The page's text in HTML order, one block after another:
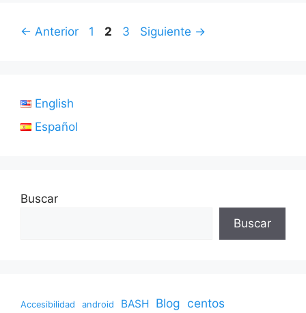
← Anterior Página
1 Página
2 Página
3 Siguiente →
English
Español
Buscar
Buscar
Accesibilidad android BASH Blog centos